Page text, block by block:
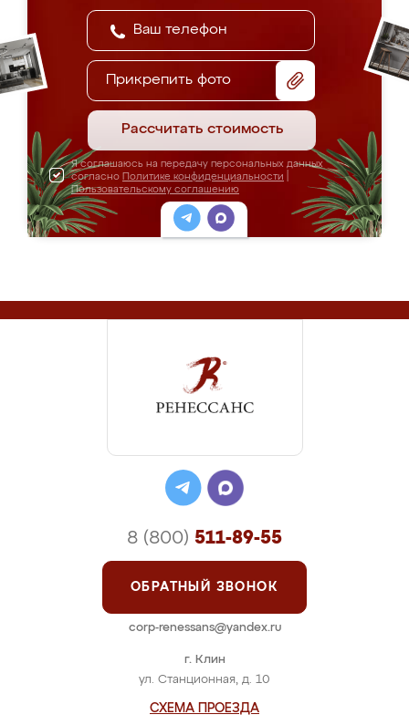
Прикрепить фото
Рассчитать стоимость
Я соглашаюсь на передачу персональных данных
согласно Политике конфиденциальности
Пользовательскому соглашению
г. Клин
ул. Станционная, д. 10
СХЕМА ПРОЕЗДА
8 (800) 511-89-55
ОБРАТНЫЙ ЗВОНОК
corp-renessans@yandex.ru